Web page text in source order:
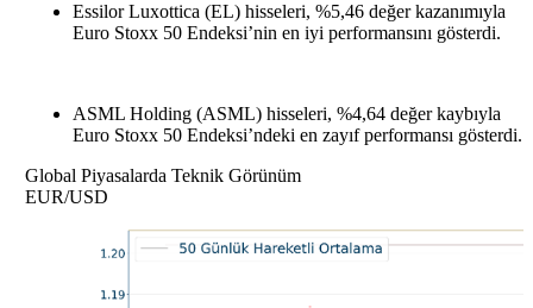
Essilor Luxottica (EL) hisseleri, %5,46 değer kazanımıyla
Euro Stoxx 50 Endeksi’nin en iyi performansını gösterdi.
ASML Holding (ASML) hisseleri, %4,64 değer kaybıyla
Euro Stoxx 50 Endeksi’ndeki en zayıf performansı gösterdi.
Global Piyasalarda Teknik Görünüm
EUR/USD